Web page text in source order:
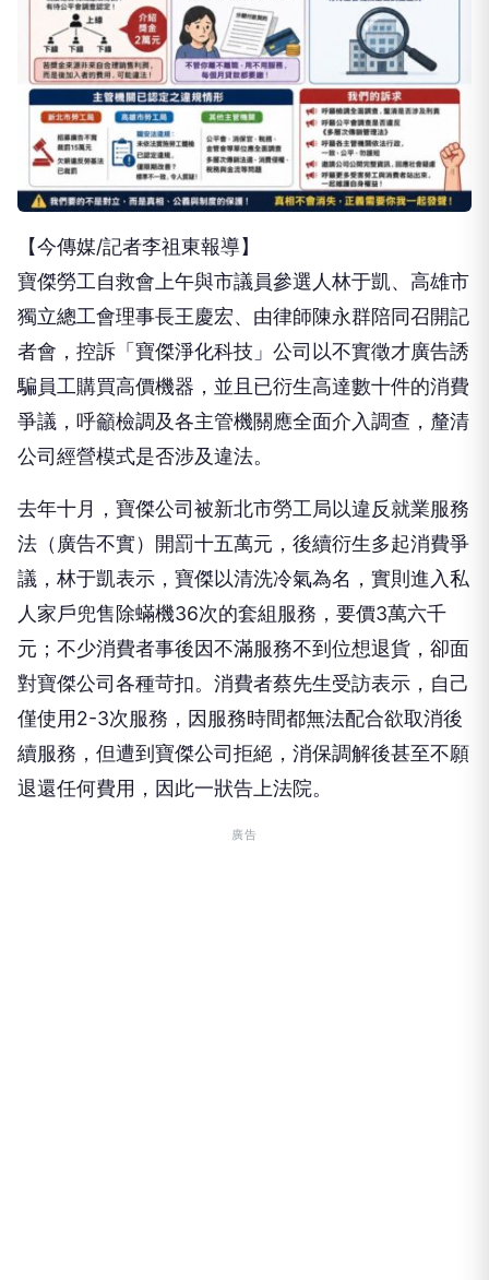
【今傳媒/記者李祖東報導】
寶傑勞工自救會上午與市議員參選人林于凱、高雄市
獨立總工會理事長王慶宏、由律師陳永群陪同召開記
者會，控訴「寶傑淨化科技」公司以不實徵才廣告誘
騙員工購買高價機器，並且已衍生高達數十件的消費
爭議，呼籲檢調及各主管機關應全面介入調查，釐清
公司經營模式是否涉及違法。
去年十月，寶傑公司被新北市勞工局以違反就業服務
法（廣告不實）開罰十五萬元，後續衍生多起消費爭
議，林于凱表示，寶傑以清洗冷氣為名，實則進入私
人家戶兜售除蟎機36次的套組服務，要價3萬六千
元；不少消費者事後因不滿服務不到位想退貨，卻面
對寶傑公司各種苛扣。消費者蔡先生受訪表示，自己
僅使用2-3次服務，因服務時間都無法配合欲取消後
續服務，但遭到寶傑公司拒絕，消保調解後甚至不願
退還任何費用，因此一狀告上法院。
廣告